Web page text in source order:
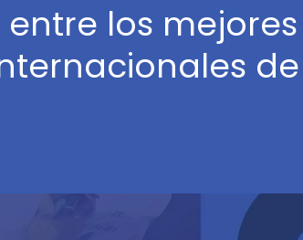
entre los mejores
de